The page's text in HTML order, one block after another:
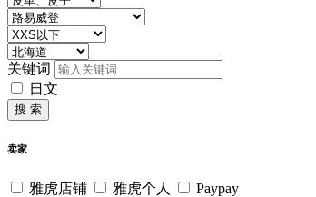
关键词
日文
搜 索
卖家
雅虎店铺 雅虎个人 Paypay